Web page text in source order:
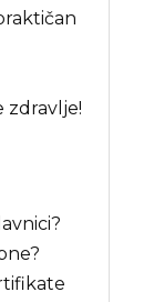
zdravlje!